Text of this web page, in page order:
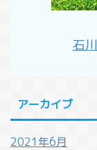
石
アーカイブ
2021年6月